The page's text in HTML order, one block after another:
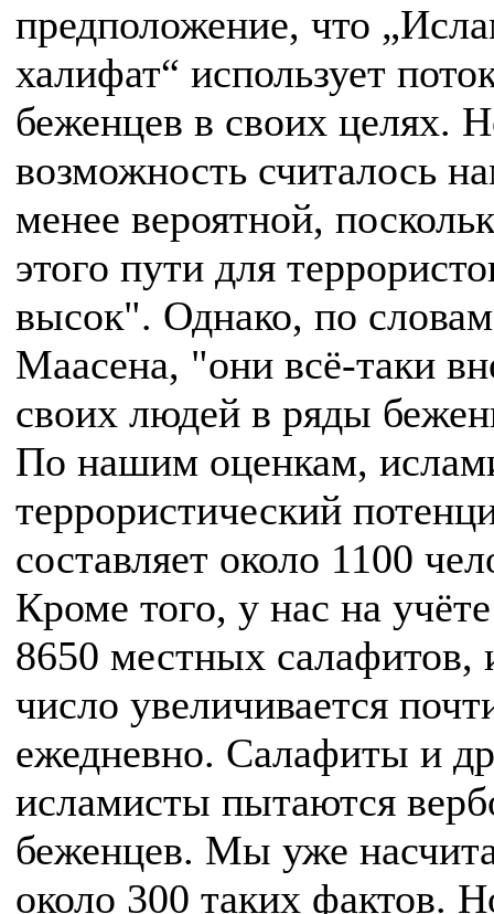
предположение, что
халифат“ использует
беженцев в своих целях.
возможность считалось
менее вероятной,
этого пути для
высок". Однако, по словам
Маасена, "они всё-таки
своих людей в ряды
По нашим оценкам,
террористический
составляет около 1100
Кроме того, у нас на учёте
8650 местных салафитов,
число увеличивается
ежедневно. Салафиты и
исламисты пытаются
беженцев. Мы уже
около 300 таких фактов.